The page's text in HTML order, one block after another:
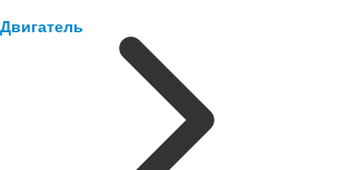
Двигатель